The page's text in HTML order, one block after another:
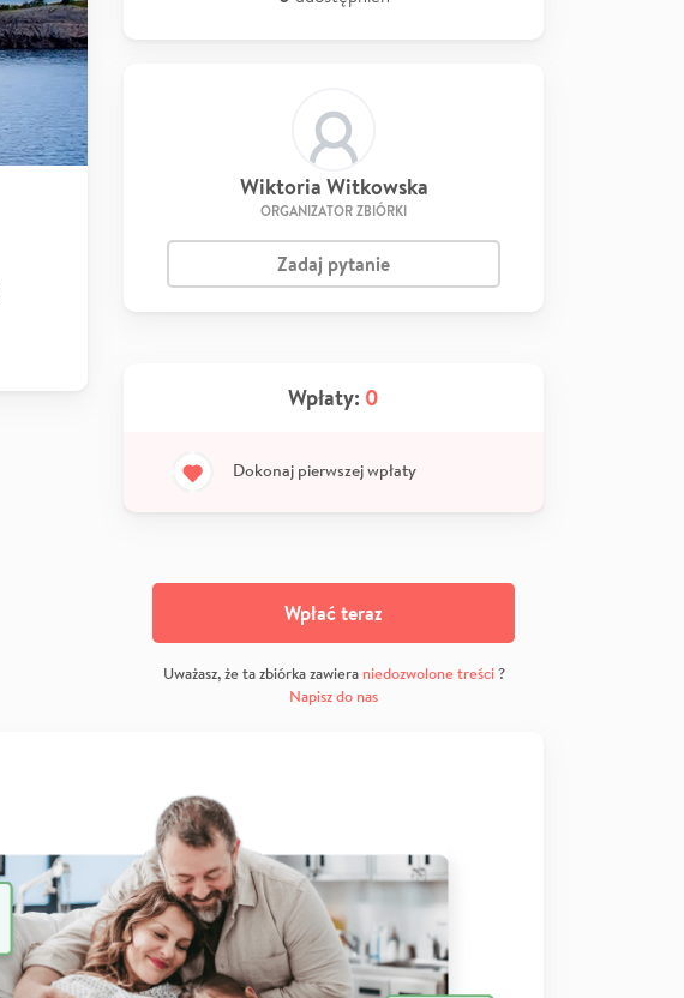
Wiktoria Witkowska
ORGANIZATOR ZBIÓRKI
Zadaj pytanie
Wpłaty: 0
Dokonaj pierwszej wpłaty
Wpłać teraz
Uważasz, że ta zbiórka zawiera niedozwolone treści?
Napisz do nas